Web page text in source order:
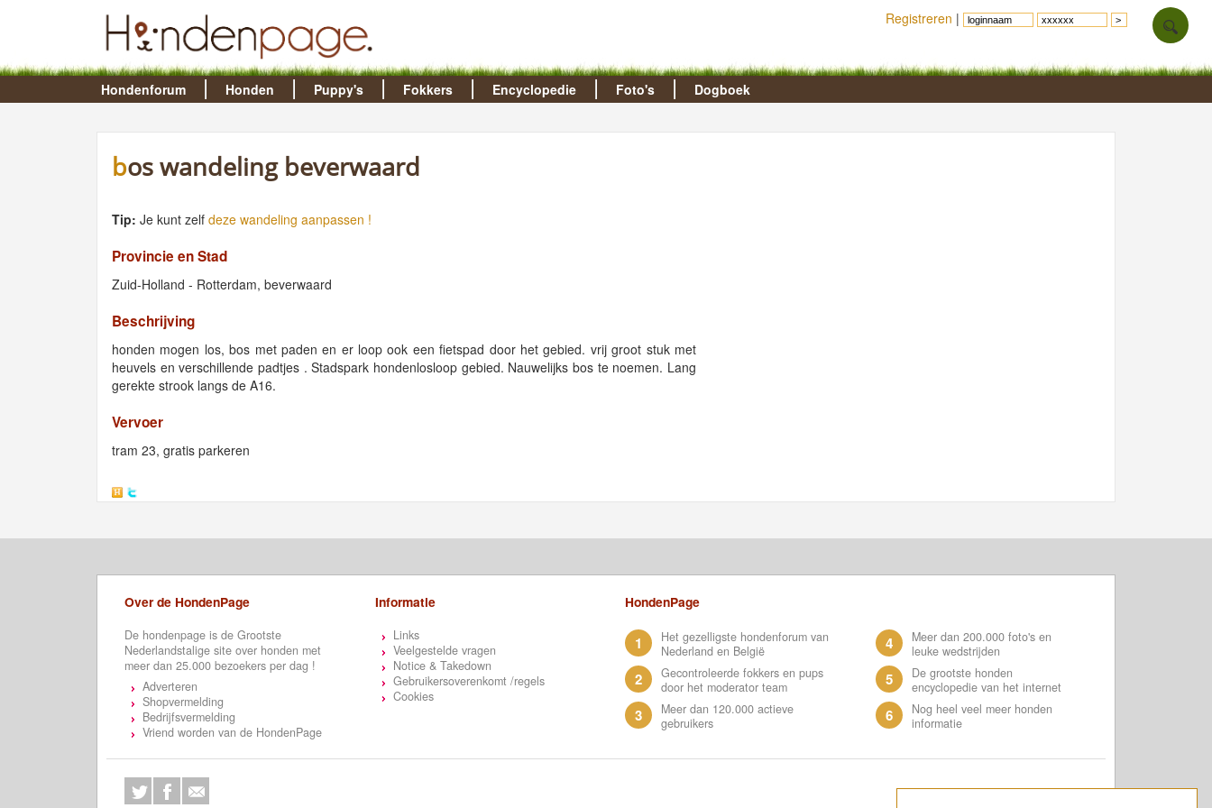
Hondenforum Honden Puppy's Fokkers Encyclopedie Foto's Dogboek
bos wandeling beverwaard
Tip: Je kunt zelf deze wandeling aanpassen !
Provincie en Stad
Zuid-Holland - Rotterdam, beverwaard
Beschrijving
honden mogen los, bos met paden en er loop ook een fietspad door het gebied. vrij groot stuk met
heuvels en verschillende padtjes . Stadspark hondenlosloop gebied. Nauwelijks bos te noemen. Lang
gerekte strook langs de A16.
Vervoer
tram 23, gratis parkeren
Registreren |
Over de HondenPage
De hondenpage is de Grootste
Nederlandstalige site over honden met
meer dan 25.000 bezoekers per dag !
Adverteren
Shopvermelding
Bedrijfsvermelding
Vriend worden van de HondenPage
Informatie
Links
Veelgestelde vragen
Notice & Takedown
Gebruikersoverenkomt /regels
Cookies
HondenPage
1
Het gezelligste hondenforum van
Nederland en België
2
Gecontroleerde fokkers en pups
door het moderator team
3
Meer dan 120.000 actieve
gebruikers
4
Meer dan 200.000 foto's en
leuke wedstrijden
5
De grootste honden
encyclopedie van het internet
6
Nog heel veel meer honden
informatie